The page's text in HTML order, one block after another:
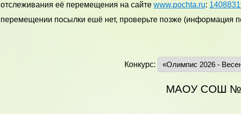
отслеживания её перемещения на сайте www.pochta.ru:
перемещении посылки ешё нет, проверьте позже (информация
Конкурс:
МАОУ СОШ